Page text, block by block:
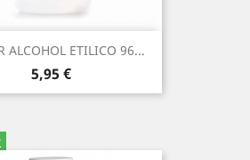
ALCOHOL ETILICO 96...
Precio
5,95 €